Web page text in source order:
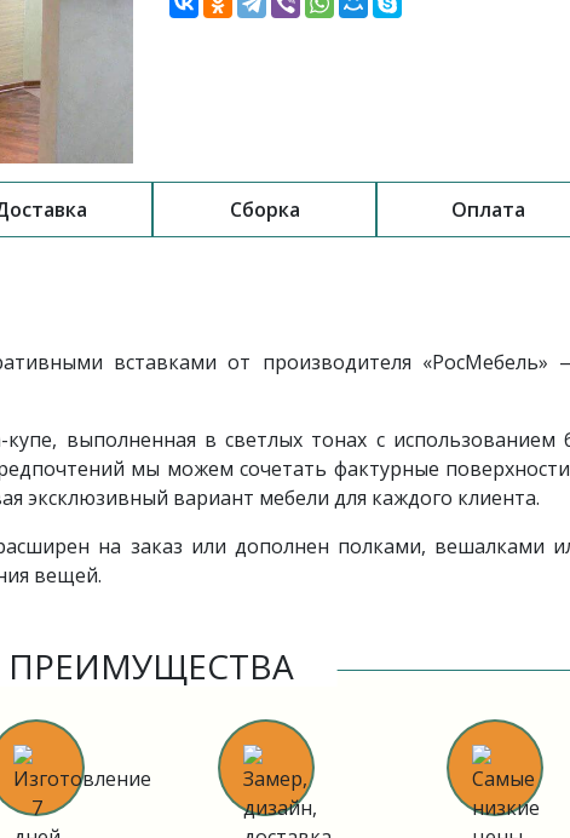
Сборка Оплата
вставками от производителя «РосМебель»
выполненная в светлых тонах с использованием
мы можем сочетать фактурные
эксклюзивный вариант мебели для каждого клиента.
на заказ или дополнен полками, вешалками
вещей.
ПРЕИМУЩЕСТВА